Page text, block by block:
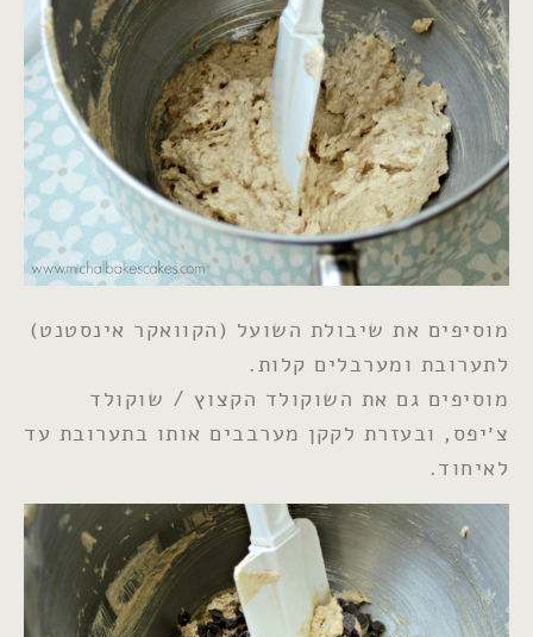
מוסיפים את שיבולת השועל (הקוואקר אינסטנט)
לתערובת ומערבלים קלות.
מוסיפים גם את השוקולד הקצוץ / שוקולד
צ׳יפס, ובעזרת לקקן מערבבים אותו בתערובת עד
לאיחוד.